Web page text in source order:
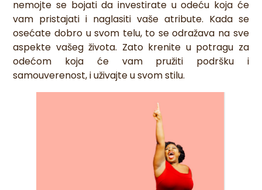
nemojte se bojati da investirate u odeću koja će
vam pristajati i naglasiti vaše atribute. Kada se
osećate dobro u svom telu, to se odražava na sve
aspekte vašeg života. Zato krenite u potragu za
odećom koja će vam pružiti podršku i
samouverenost, i uživajte u svom stilu.